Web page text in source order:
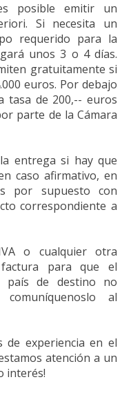
posible emitir un
Si necesita un
requerido para la
unos 3 o 4 días.
gratuitamente si
euros. Por debajo
tasa de 200,-- euros
parte de la Cámara
entrega si hay que
caso afirmativo, en
por supuesto con
correspondiente a
o cualquier otra
para que el
país de destino no
al
de experiencia en el
atención a un
interés!